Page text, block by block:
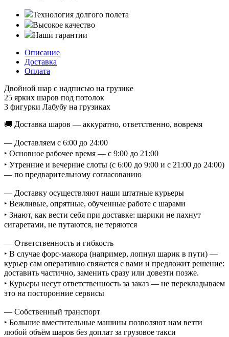
Технология долгого полета
Высокое качество
Наши гарантии
Описание
Доставка
Оплата
Двойной шар с надписью на грузике
25 ярких шаров под потолок
3 фигурки Лабубу на грузиках
🚚 Доставка шаров — аккуратно, ответственно, вовремя
— Доставляем с 6:00 до 24:00
‣ Основное рабочее время — с 9:00 до 21:00
‣ Утренние и вечерние слоты (с 6:00 до 9:00 и с 21:00 до 24:00)
— по предварительному согласованию
— Доставку осуществляют наши штатные курьеры
‣ Вежливые, опрятные, обученные работе с шарами
‣ Знают, как вести себя при доставке: шарики не пахнут
сигаретами, не путаются, не теряются
— Ответственность и гибкость
‣ В случае форс-мажора (например, лопнул шарик в пути) —
курьер сам оперативно свяжется с вами и предложит решение:
доставить частично, заменить сразу или довезти позже.
‣ Курьеры несут ответственность за заказ — не перекладываем
это на посторонние сервисы
— Собственный транспорт
‣ Большие вместительные машины позволяют нам везти
любой объём шаров без доплат за грузовое такси